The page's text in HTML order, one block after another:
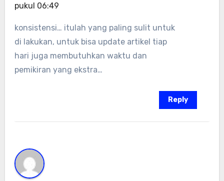
pukul 06:49
konsistensi… itulah yang paling sulit untuk
di lakukan, untuk bisa update artikel tiap
hari juga membutuhkan waktu dan
pemikiran yang ekstra…
Reply